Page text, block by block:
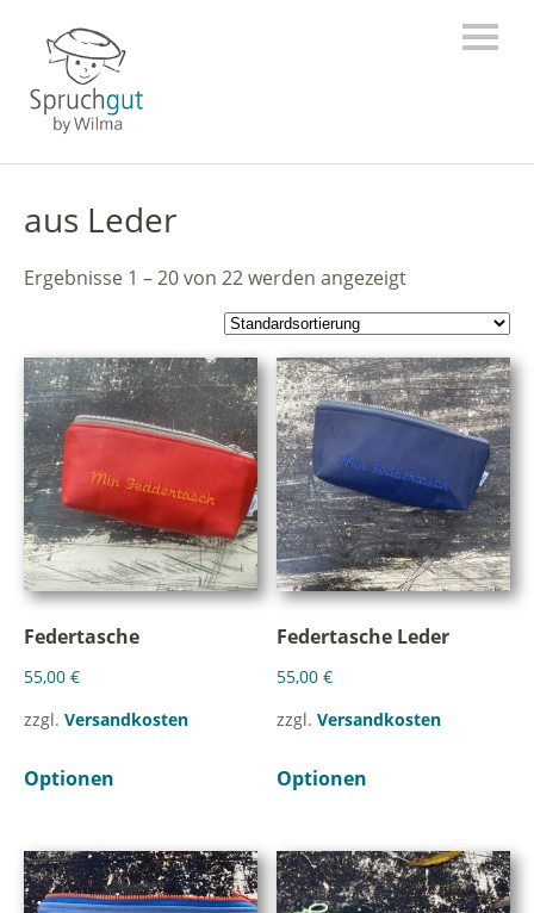
aus Leder
Ergebnisse 1 – 20 von 22 werden angezeigt
Federtasche
55,00 €
zzgl. Versandkosten
Optionen
Federtasche Leder
55,00€
zzgl.Versandkosten
Optionen